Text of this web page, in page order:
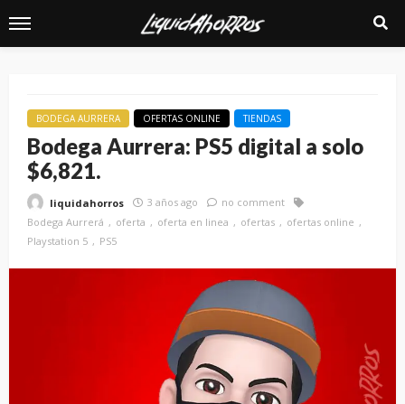
BODEGA AURRERA OFERTAS ONLINE TIENDAS
Bodega Aurrera: PS5 digital a solo
$6,821.
liquidahorros 3 años ago
no comment
Bodega Aurrerá
oferta oferta en linea ofertas
ofertas online
Playstation 5
PS5